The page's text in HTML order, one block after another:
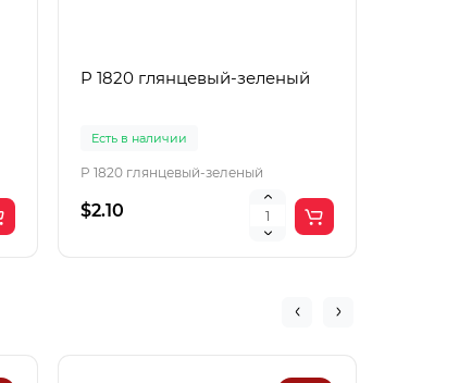
P 1820 глянцевый-зеленый
Есть в наличии
P 1820 глянцевый-зеленый
$2.10